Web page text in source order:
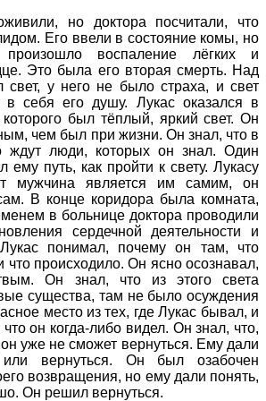
но доктора посчитали, что
Его ввели в состояние комы, но
воспаление лёгких и
Это была его вторая смерть. Над
свет, у него не было страха, и свет
в себя его душу. Лукас оказался в
был тёплый, яркий свет. Он
чем был при жизни. Он знал, что в
ждут люди, которых он знал. Один
ему путь, как пройти к свету. Лукасу
мужчина является им самим, он
В конце коридора была комната,
в больнице доктора проводили
сердечной деятельности и
понимал, почему он там, что
что происходило. Он ясно осознавал,
Он знал, что из этого света
существа, там не было осуждения
место из тех, где Лукас бывал, и
он когда-либо видел. Он знал, что,
уже не сможет вернуться. Ему дали
или вернуться. Он был озабочен
возвращения, но ему дали понять,
Он решил вернуться.